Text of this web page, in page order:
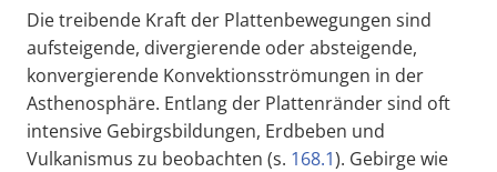
Die treibende Kraft der Plattenbewegungen sind
aufsteigende, divergierende oder absteigende,
konvergierende Konvektionsströmungen in der
Asthenosphäre. Entlang der Plattenränder sind oft
intensive Gebirgsbildungen, Erdbeben und
Vulkanismus zu beobachten (s. 168.1). Gebirge wie